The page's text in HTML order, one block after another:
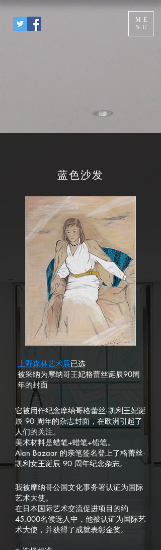
ME
NU
蓝色沙发
上野森林艺术展已选
被采纳为摩纳哥王妃格蕾丝诞辰90周
年的封面
它被用作纪念摩纳哥格蕾丝·凯利王妃诞
辰 90 周年的杂志封面，在欧洲引起了
人们的关注。
美术材料是蜡笔+蜡笔+铅笔。
Alan Bazaar 的亲笔签名登上了格蕾丝·
凯利女王诞辰 90 周年纪念杂志。
我被摩纳哥公国文化事务署认证为国际
艺术大使。
在日本国际艺术交流促进项目的约
45,000名候选人中，他被认证为国际艺
术大使，并获得了成就表彰金奖。